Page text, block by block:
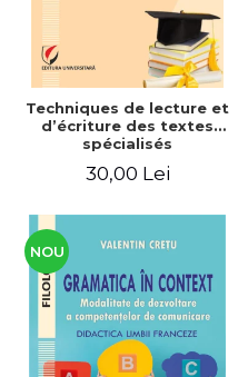
Techniques de lecture et
d’écriture des textes
spécialisés
30,00 Lei
NOU